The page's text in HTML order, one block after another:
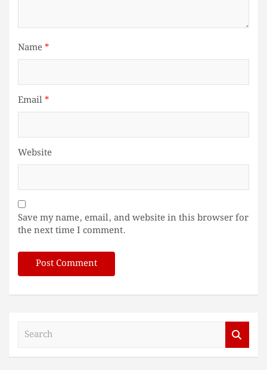
Name*
Email*
Website
Save my name, email, and website in this browser for
the next time I comment.